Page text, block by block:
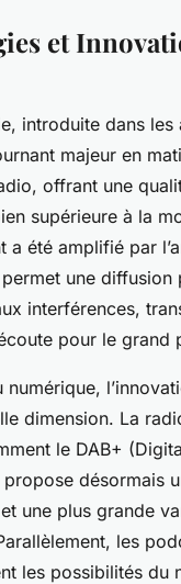
et
introduite dans les
majeur en
offrant une
supérieure à la
a été amplifié par
une diffusion
interférences,
pour le grand
numérique,
dimension. La
le DAB+
désormais
une plus grande
les
les possibilités du